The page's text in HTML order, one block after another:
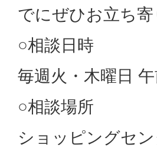
でにぜひお立ち寄
○相談日時
毎週火・木曜日
○相談場所
ショッピングセ